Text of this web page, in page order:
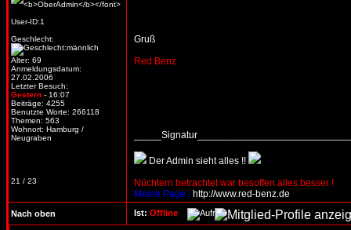
User-ID:1
Geschlecht:
Alter: 69
Anmeldungsdatum:
27.02.2006
Letzter Besuch:
Gestern - 16:07
Beiträge: 4255
Benutzte Worte: 266118
Themen: 563
Wohnort: Hamburg /
Neugraben
21 / 23
Gruß
Red Benz
Der Admin sieht alles !!
Nüchtern betrachtet war besoffen alles besser !
Meine Page : http://www.red-benz.de
Nach oben Ist: Offline